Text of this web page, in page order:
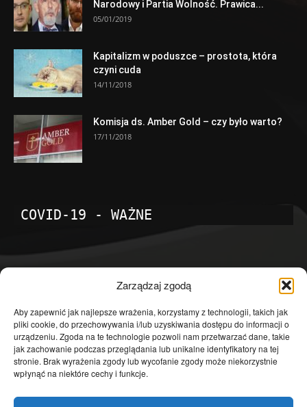
Zarządzaj zgodą
Aby zapewnić jak najlepsze wrażenia, korzystamy z technologii, takich jak
pliki cookie, do przechowywania i/lub uzyskiwania dostępu do informacji o
urządzeniu. Zgoda na te technologie pozwoli nam przetwarzać dane, takie
jak zachowanie podczas przeglądania lub unikalne identyfikatory na tej
stronie. Brak wyrażenia zgody lub wycofanie zgody może niekorzystnie
wpłynąć na niektóre cechy i funkcje.
Narodowy i Partia Wolność. Prawica...
05/01/2019
Kapitalizm w poduszce – prostota, która
czyni cuda
14/11/2018
Komisja ds. Amber Gold – czy było warto?
17/11/2018
COVID-19 - WAŻNE
Temat dnia
4601
Publicystyka
4363
Polityka
3639
Polska
Społeczeństwo
2823